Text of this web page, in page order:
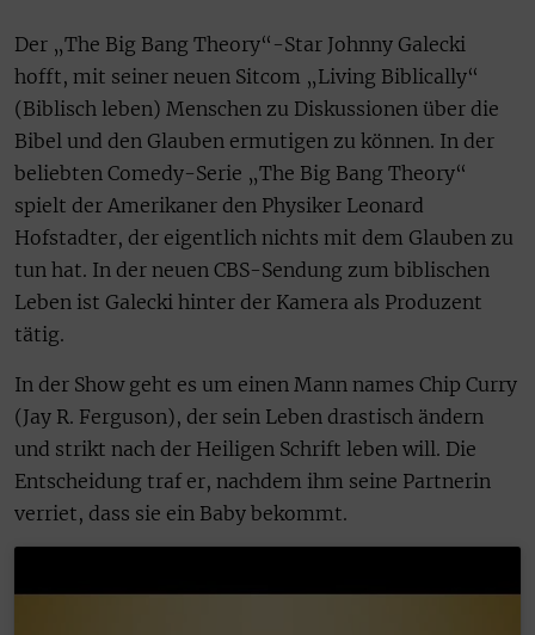
Der „The Big Bang Theory“-Star Johnny Galecki
hofft, mit seiner neuen Sitcom „Living Biblically“
(Biblisch leben) Menschen zu Diskussionen über die
Bibel und den Glauben ermutigen zu können. In der
beliebten Comedy-Serie „The Big Bang Theory“
spielt der Amerikaner den Physiker Leonard
Hofstadter, der eigentlich nichts mit dem Glauben zu
tun hat. In der neuen CBS-Sendung zum biblischen
Leben ist Galecki hinter der Kamera als Produzent
tätig.
In der Show geht es um einen Mann names Chip Curry
(Jay R. Ferguson), der sein Leben drastisch ändern
und strikt nach der Heiligen Schrift leben will. Die
Entscheidung traf er, nachdem ihm seine Partnerin
verriet, dass sie ein Baby bekommt.